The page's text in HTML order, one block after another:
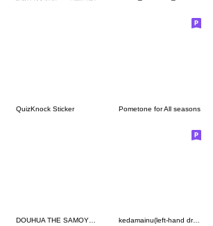
QuizKnock Sticker Pometone for All seasons
kedamainu(left-hand drawing)